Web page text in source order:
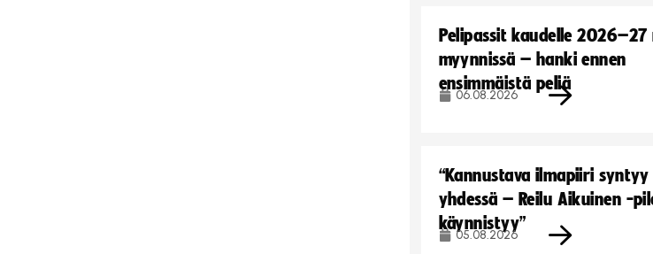
Pelipassit kaudelle
myynnissä – hanki ennen
ensimmäistä peliä
06.08.2026
“Kannustava ilmapiiri syntyy
yhdessä – Reilu Aikuinen -
käynnistyy”
05.08.2026